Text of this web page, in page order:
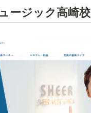
ージック高崎校